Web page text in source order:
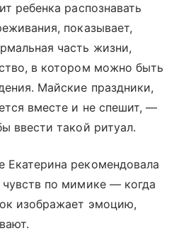
ребенка распознавать
показывает,
часть жизни,
в котором можно быть
Майские праздники,
вместе и не спешит, —
ввести такой ритуал.
рекомендовала
чувств по мимике — когда
изображает эмоцию,